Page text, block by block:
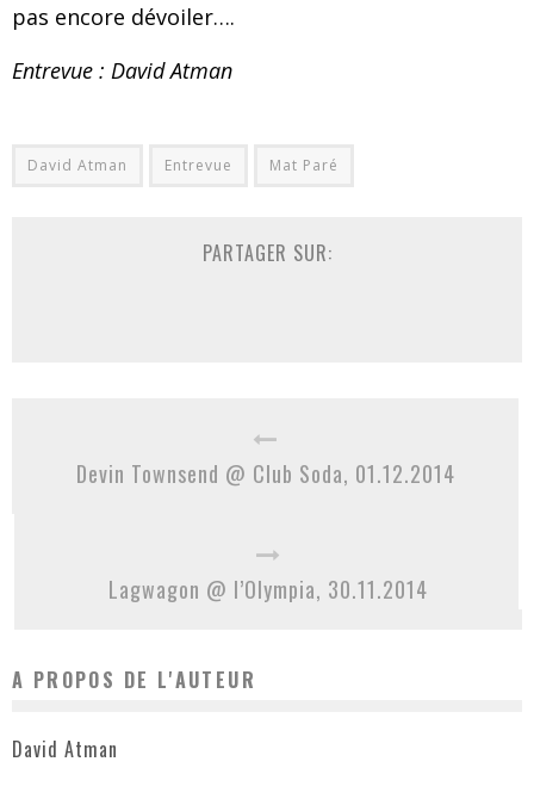
pas encore dévoiler….
Entrevue : David Atman
David Atman Entrevue Mat Paré
PARTAGER SUR:
Devin Townsend @ Club Soda, 01.12.2014
Lagwagon @ l’Olympia, 30.11.2014
A PROPOS DE L'AUTEUR
David Atman